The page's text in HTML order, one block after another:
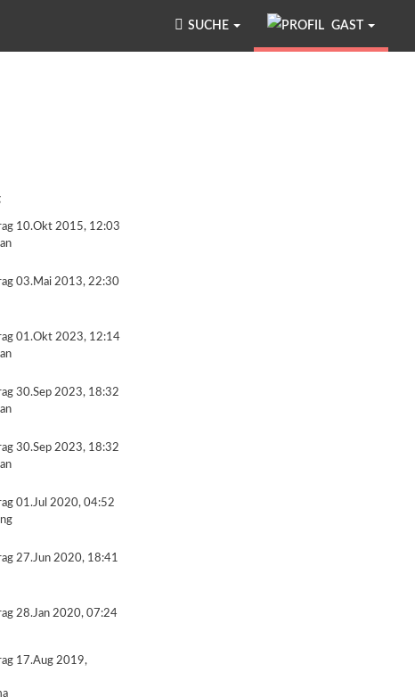
GAST
SUCHE
10.Okt 2015, 12:03
03.Mai 2013, 22:30
01.Okt 2023, 12:14
30.Sep 2023, 18:32
30.Sep 2023, 18:32
01.Jul 2020, 04:52
27.Jun 2020, 18:41
28.Jan 2020, 07:24
17.Aug 2019,